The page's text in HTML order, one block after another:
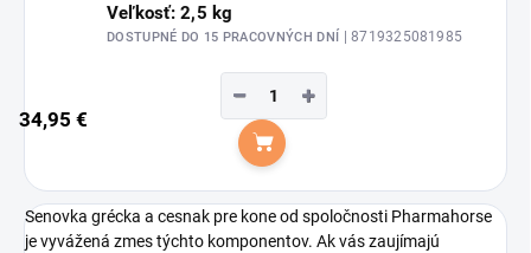
Veľkosť: 2,5 kg
DOSTUPNÉ DO 15 PRACOVNÝCH DNÍ | 8719325081985
34,95 €
+
−
Do košíka
Senovka grécka a cesnak pre kone od spoločnosti Pharmahorse
je vyvážená zmes týchto komponentov. Ak vás zaujímajú